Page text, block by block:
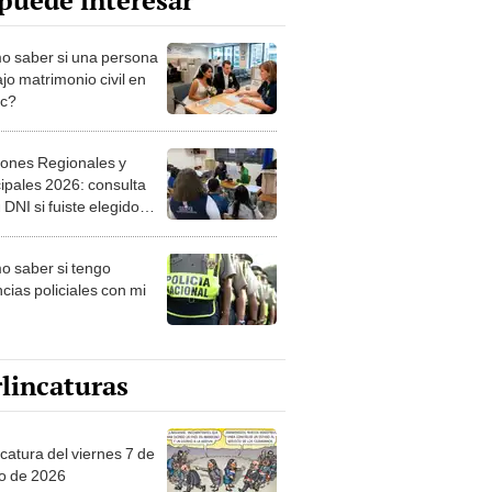
saber si una persona
matrimonio civil en
Regionales y
2026: consulta
DNI si fuiste elegido
saber si tengo
policiales con mi
del viernes 7 de
de 2026